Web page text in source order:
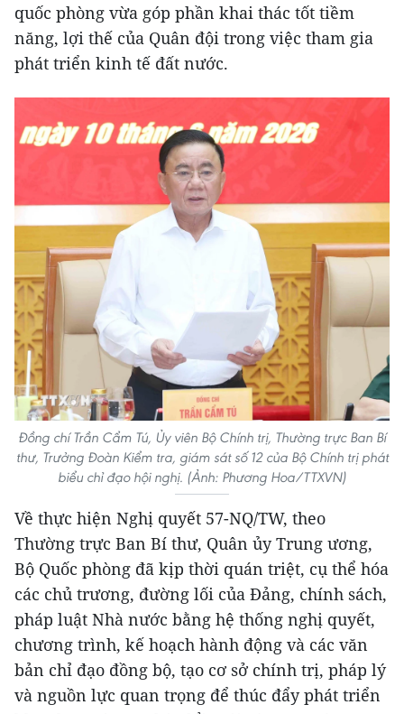
quốc phòng vừa góp phần khai thác tốt tiềm
năng, lợi thế của Quân đội trong việc tham gia
phát triển kinh tế đất nước.
Đồng chí Trần Cẩm Tú, Ủy viên Bộ Chính trị, Thường trực Ban Bí
thư, Trưởng Đoàn Kiểm tra, giám sát số 12 của Bộ Chính trị phát
biểu chỉ đạo hội nghị. (Ảnh: Phương Hoa/TTXVN)
Về thực hiện Nghị quyết 57-NQ/TW, theo
Thường trực Ban Bí thư, Quân ủy Trung ương,
Bộ Quốc phòng đã kịp thời quán triệt, cụ thể hóa
các chủ trương, đường lối của Đảng, chính sách,
pháp luật Nhà nước bằng hệ thống nghị quyết,
chương trình, kế hoạch hành động và các văn
bản chỉ đạo đồng bộ, tạo cơ sở chính trị, pháp lý
và nguồn lực quan trọng để thúc đẩy phát triển